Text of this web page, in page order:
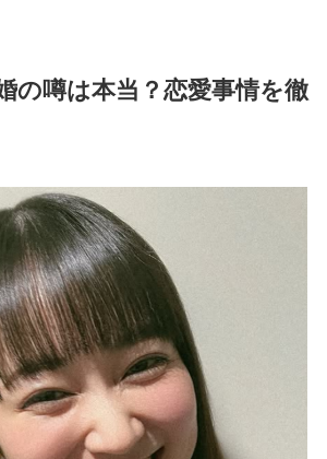
の噂は本当？恋愛事情を徹